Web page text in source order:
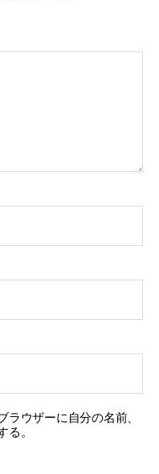
ラウザーに自分の名前、
る。